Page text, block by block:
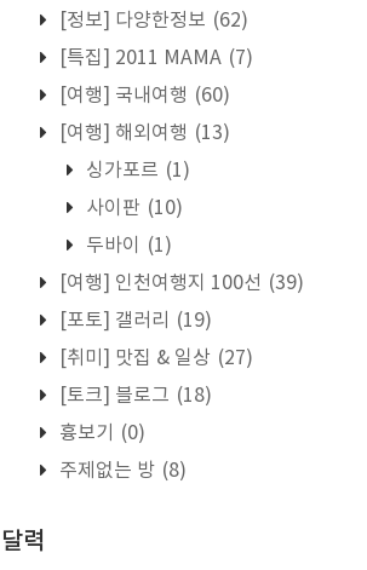
[정보] 다양한정보 (62)
[특집] 2011 MAMA (7)
[여행] 국내여행 (60)
[여행] 해외여행 (13)
싱가포르 (1)
사이판 (10)
두바이
(1)
[여행] 인천여행지 100선 (39)
[포토] 갤러리
(19)
[취미] 맛집 & 일상 (27)
[토크] 블로그 (18)
흉보기
(0)
주제없는 방 (8)
달력